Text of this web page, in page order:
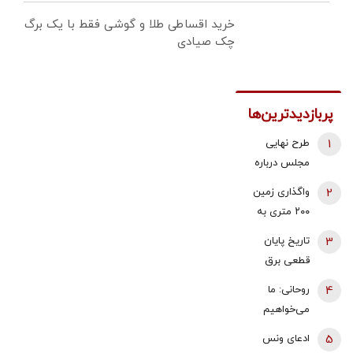
خرید اقساطی طلا و گوشی فقط با یک برگ
چک صیادی
پربازدیدترین‌ها
طرح نهایی
مجلس درباره
افزایش قیمت
1
واگذاری زمین
۲۰۰ متری به
سه فرزند/
شد
2
تاریخ پایان
قطعی برق
3
روحانی: ما
می‌خواهیم
4
ادعای ونس
5